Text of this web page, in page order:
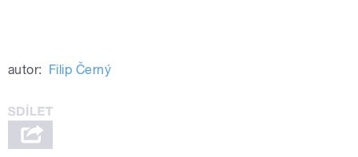
autor: Filip Černý